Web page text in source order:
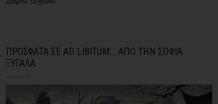
ΠΡΟΣΦΑΤΑ ΣΕ AD LIBITUM... ΑΠΟ ΤΗΝ ΣΟΦΙΑ
ΞΥΓΑΛΑ